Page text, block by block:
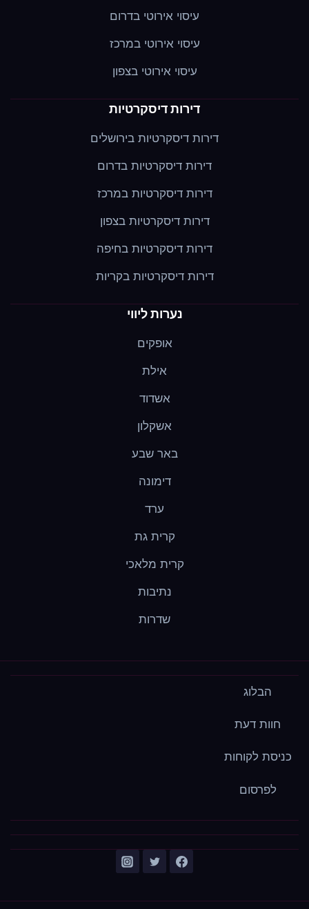
עיסוי אירוטי בדרום
עיסוי אירוטי במרכז
עיסוי אירוטי בצפון
דירות דיסקרטיות
דירות דיסקרטיות בירושלים
דירות דיסקרטיות בדרום
דירות דיסקרטיות במרכז
דירות דיסקרטיות בצפון
דירות דיסקרטיות בחיפה
דירות דיסקרטיות בקריות
נערות ליווי
אופקים
אילת
אשדוד
אשקלון
באר שבע
דימונה
ערד
קרית גת
קרית מלאכי
נתיבות
שדרות
הבלוג
חוות דעת
כניסת לקוחות
לפרסום